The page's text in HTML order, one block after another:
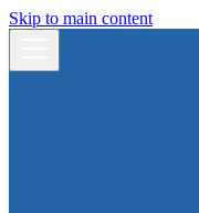
Skip to main content